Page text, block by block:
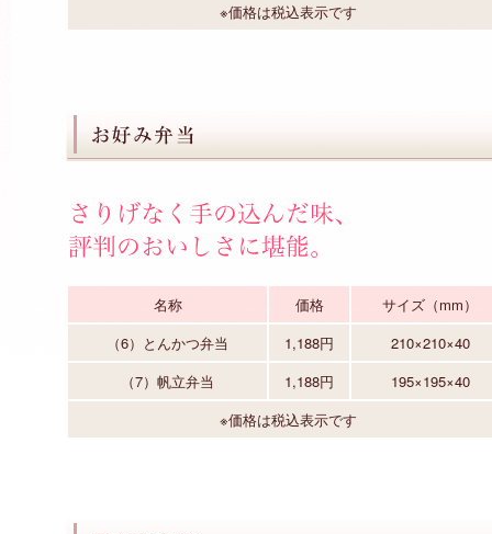
※価格は税込表示です
名称 価格
サイズ（mm）
（6）とんかつ弁当
1,188円
210×210×40
（7）帆立弁当
1,188円
195×195×40
※価格は税込表示です